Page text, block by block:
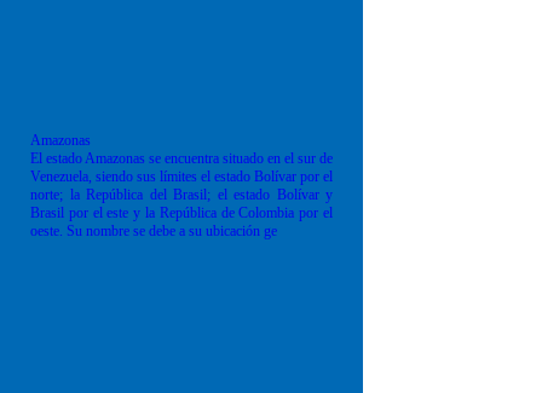
Amazonas
El estado Amazonas se encuentra situado en el sur de
Venezuela, siendo sus límites el estado Bolívar por el
norte; la República del Brasil; el estado Bolívar y
Brasil por el este y la República de Colombia por el
oeste. Su nombre se debe a su ubicación ge